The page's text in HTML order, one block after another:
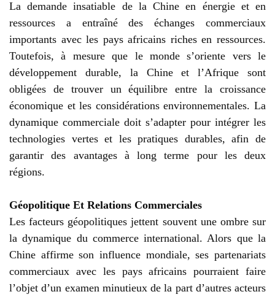
La demande insatiable de la Chine en énergie et en
ressources a entraîné des échanges commerciaux
importants avec les pays africains riches en ressources.
Toutefois, à mesure que le monde s’oriente vers le
développement durable, la Chine et l’Afrique sont
obligées de trouver un équilibre entre la croissance
économique et les considérations environnementales. La
dynamique commerciale doit s’adapter pour intégrer les
technologies vertes et les pratiques durables, afin de
garantir des avantages à long terme pour les deux
régions.
Géopolitique Et Relations Commerciales
Les facteurs géopolitiques jettent souvent une ombre sur
la dynamique du commerce international. Alors que la
Chine affirme son influence mondiale, ses partenariats
commerciaux avec les pays africains pourraient faire
l’objet d’un examen minutieux de la part d’autres acteurs